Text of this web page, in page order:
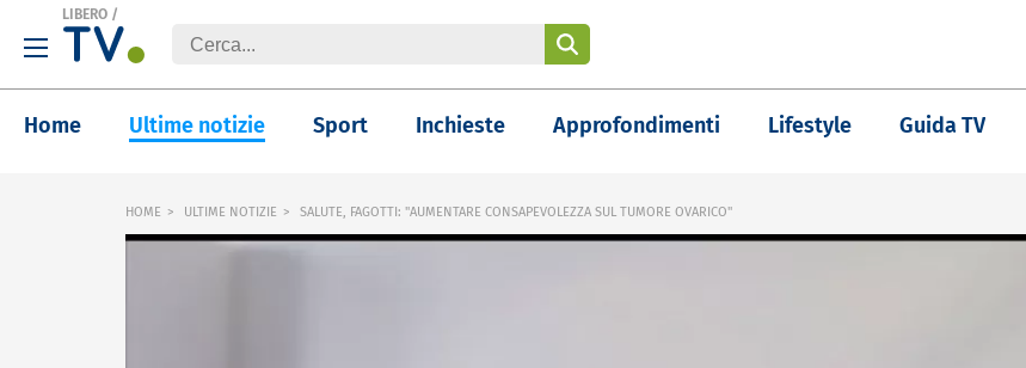
LIBERO /
Home Ultime notizie Sport Inchieste Approfondimenti Lifestyle Guida TV
HOME ULTIME NOTIZIE SALUTE, FAGOTTI: "AUMENTARE CONSAPEVOLEZZA SUL TUMORE OVARICO"